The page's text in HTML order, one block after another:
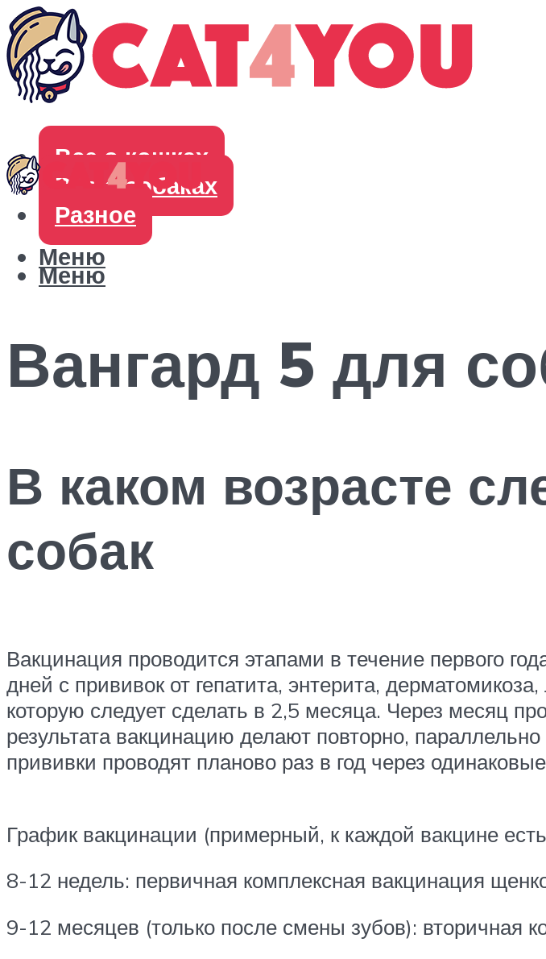
Все о кошках
Все о собаках
Разное
Меню
Меню
Вангард 5 для
В каком возрасте
собак
Вакцинация проводится этапами в течение первого
дней с прививок от гепатита, энтерита,
которую следует сделать в 2,5 месяца. Через месяц
результата вакцинацию делают повторно,
прививки проводят планово раз в год через
График вакцинации (примерный, к каждой вакцине
8-12 недель: первичная комплексная вакцинация
9-12 месяцев (только после смены зубов): вторичная